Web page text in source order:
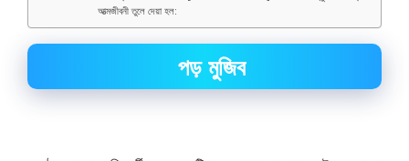
আত্মজীবনী তুলে দেয়া হল:
পড় মুজিব